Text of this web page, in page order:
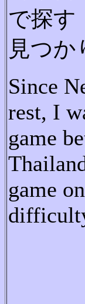
で探す
見つ
Since
rest, I
game
game